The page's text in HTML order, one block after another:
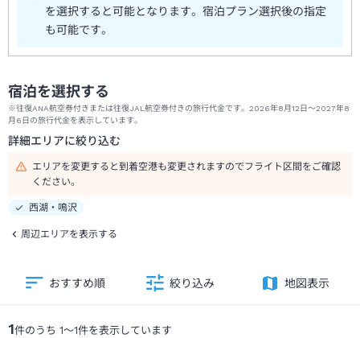
を選択すると可能となります。宿泊プラン選択後の指定
も可能です。
宿泊を選択する
※往復ANA航空券付きまたは往復JAL航空券付きの旅行代金です。2026年8月12日～2027年8
月6日の旅行代金を表示しています。
詳細エリアに絞り込む
エリアを変更すると到着空港も変更されますのでフライト区間をご確認
ください。
西湖・鳴沢
周辺エリアを表示する
1件のうち 1～1件を表示しています
おすすめ順 絞り込み 地図表示